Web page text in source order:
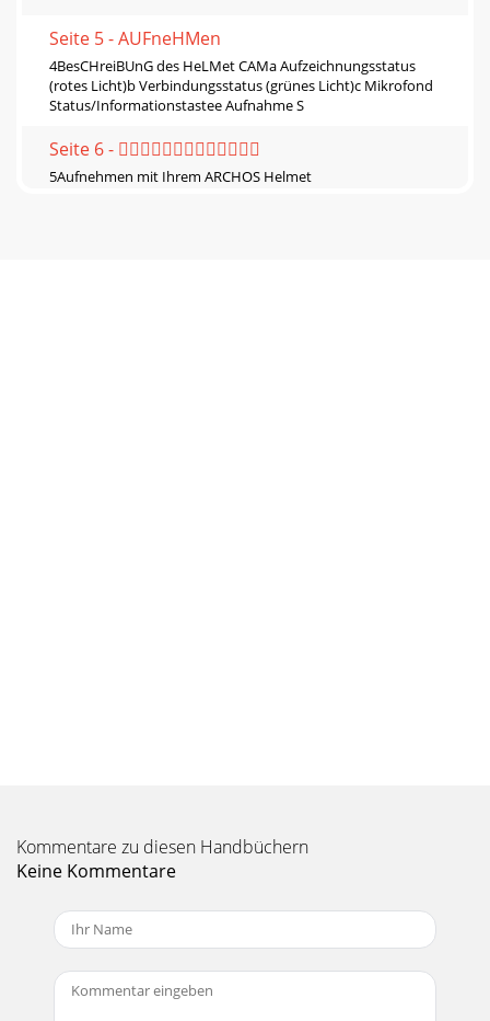
Seite 5 - AUFneHMen
4BesCHreiBUnG des HeLMet CAMa Aufzeichnungsstatus
(rotes Licht)b Verbindungsstatus (grünes Licht)c Mikrofond
Status/Informationstastee Aufnahme S
Seite 6 - 
5Aufnehmen mit Ihrem ARCHOS Helmet
Kommentare zu diesen Handbüchern
Keine Kommentare